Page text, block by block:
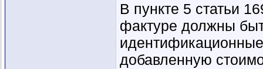
В пункте 5 статьи
фактуре должны
добавленную